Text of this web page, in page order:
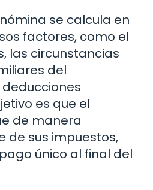
se calcula en
factores, como el
las circunstancias
del
es que el
de manera
de sus impuestos,
único al final del